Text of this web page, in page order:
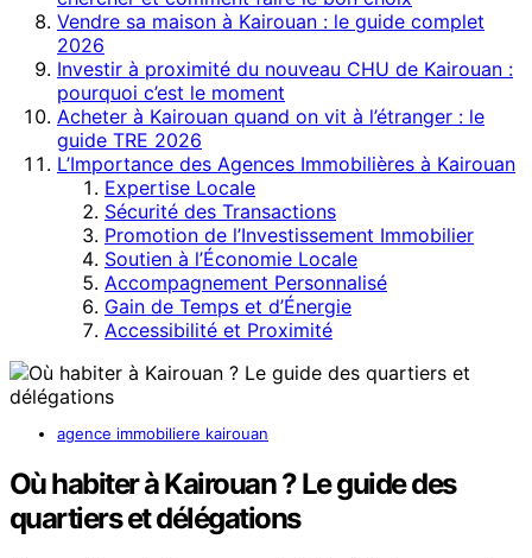
Vendre sa maison à Kairouan : le guide complet
2026
Investir à proximité du nouveau CHU de Kairouan :
pourquoi c’est le moment
Acheter à Kairouan quand on vit à l’étranger : le
guide TRE 2026
L’Importance des Agences Immobilières à Kairouan
Expertise Locale
Sécurité des Transactions
Promotion de l’Investissement Immobilier
Soutien à l’Économie Locale
Accompagnement Personnalisé
Gain de Temps et d’Énergie
Accessibilité et Proximité
agence immobiliere kairouan
Où habiter à Kairouan ? Le guide des
quartiers et délégations